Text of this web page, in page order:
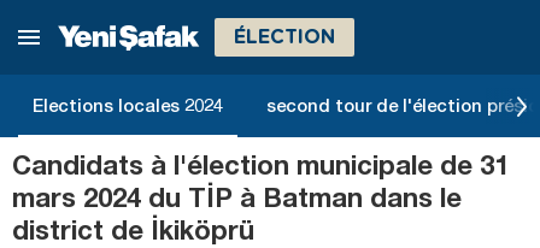
ÉLECTION
Elections locales 2024 second tour de l'élection
Candidats à l'élection municipale de 31
mars 2024 du TİP à Batman dans le
district de İkiköprü
Ağrı
Amasya
Antalya
Ardahan